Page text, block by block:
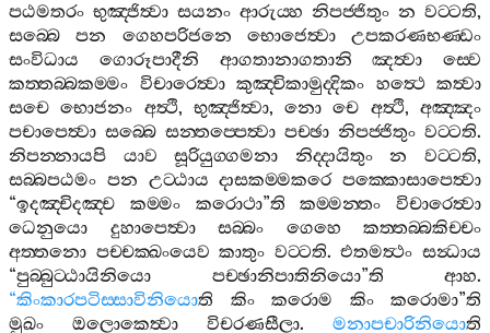
පඨමතරං භුඤ‍්ජිත්‍වා සයනං ආරුය‍්හ නිපජ‍්ජිතුං න වට‍්ටති,
සබ‍්බෙ
පන ගෙහපරිජනෙ භොජෙත්‍වා
උපකරණභණ‍්ඩං
සංවිධාය
ගොරූපාදීනි ආගතානාගතානි ඤත්‍වා
ස‍්වෙ
කත‍්තබ‍්බකම‍්මං විචාරෙත්‍වා කුඤ‍්චිකාමුද‍්දිකං හත්‍ථෙ කත්‍වා
සචෙ භොජනං අත්‍ථි, භුඤ‍්ජිත්‍වා,නො චෙ අත්‍ථි,අඤ‍්ඤං
පචාපෙත්‍වා සබ‍්බෙ සන‍්තප‍්පෙත්‍වා පච‍්ඡා නිපජ‍්ජිතුං වට‍්ටති.
නිපන‍්නායපි
යාව සූරියුග‍්ගමනා නිද‍්දායිතුං න වට‍්ටති,
සබ‍්බපඨමං පන උට‍්ඨාය දාසකම‍්මකරෙ පක‍්කොසාපෙත්‍වා
“ඉදඤ‍්චිදඤ‍්ච කම‍්මං කරොථා”ති කම‍්මන‍්තං
විචාරෙත්‍වා
ධෙනුයො
දුහාපෙත්‍වා සබ‍්බං ගෙහෙ
කත‍්තබ‍්බකිච‍්චං
අත‍්තනො පච‍්චක‍්ඛංයෙව කාතුං වට‍්ටති.එතමත්‍ථං සන්‍ධාය
“පුබ‍්බුට‍්ඨායිනියො පච‍්ඡානිපාතිනියො”ති ආහ.
“කිංකාරපටිස‍්සාවිනියොති කිං කරොම කිං කරොමා”ති
මුඛං
ඔලොකෙත්‍වා විචරණසීලා. මනාපචාරිනියොති